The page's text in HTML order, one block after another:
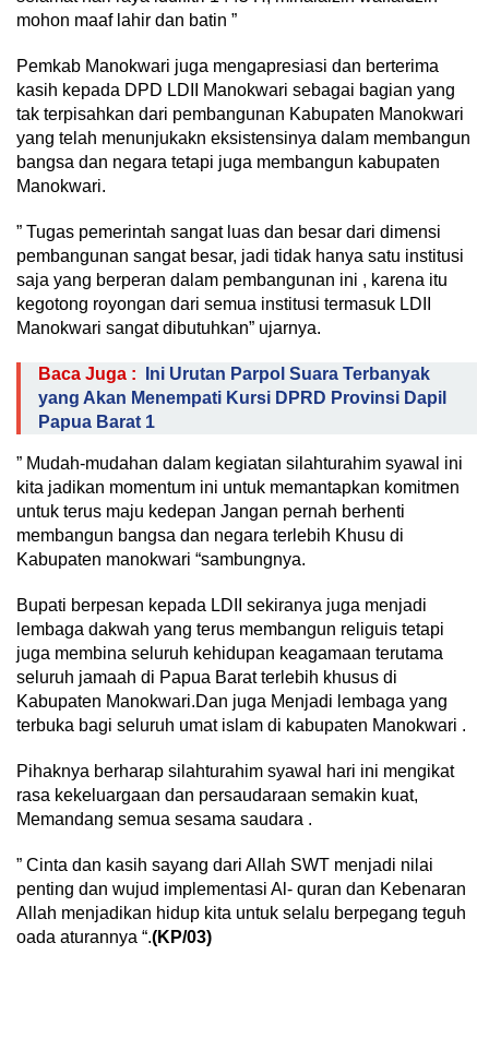
mohon maaf lahir dan batin ”
Pemkab Manokwari juga mengapresiasi dan berterima
kasih kepada DPD LDII Manokwari sebagai bagian yang
tak terpisahkan dari pembangunan Kabupaten Manokwari
yang telah menunjukakn eksistensinya dalam membangun
bangsa dan negara tetapi juga membangun kabupaten
Manokwari.
” Tugas pemerintah sangat luas dan besar dari dimensi
pembangunan sangat besar, jadi tidak hanya satu institusi
saja yang berperan dalam pembangunan ini , karena itu
kegotong royongan dari semua institusi termasuk LDII
Manokwari sangat dibutuhkan” ujarnya.
Baca Juga :
Ini Urutan Parpol Suara Terbanyak
yang Akan Menempati Kursi DPRD Provinsi Dapil
Papua Barat 1
” Mudah-mudahan dalam kegiatan silahturahim syawal ini
kita jadikan momentum ini untuk memantapkan komitmen
untuk terus maju kedepan Jangan pernah berhenti
membangun bangsa dan negara terlebih Khusu di
Kabupaten manokwari “sambungnya.
Bupati berpesan kepada LDII sekiranya juga menjadi
lembaga dakwah yang terus membangun religuis tetapi
juga membina seluruh kehidupan keagamaan terutama
seluruh jamaah di Papua Barat terlebih khusus di
Kabupaten Manokwari.Dan juga Menjadi lembaga yang
terbuka bagi seluruh umat islam di kabupaten Manokwari .
Pihaknya berharap silahturahim syawal hari ini mengikat
rasa kekeluargaan dan persaudaraan semakin kuat,
Memandang semua sesama saudara .
” Cinta dan kasih sayang dari Allah SWT menjadi nilai
penting dan wujud implementasi Al- quran dan Kebenaran
Allah menjadikan hidup kita untuk selalu berpegang teguh
oada aturannya “.(KP/03)